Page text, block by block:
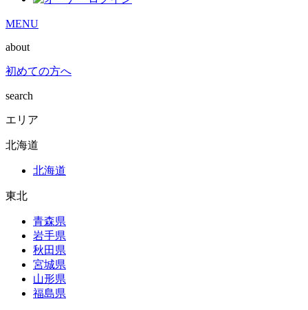
MENU
about
初めての方へ
search
エリア
北海道
北海道
東北
青森県
岩手県
秋田県
宮城県
山形県
福島県